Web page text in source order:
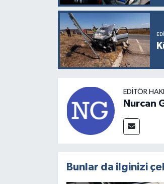
EDITÖR
Nurcan
Bunlar da ilginizi